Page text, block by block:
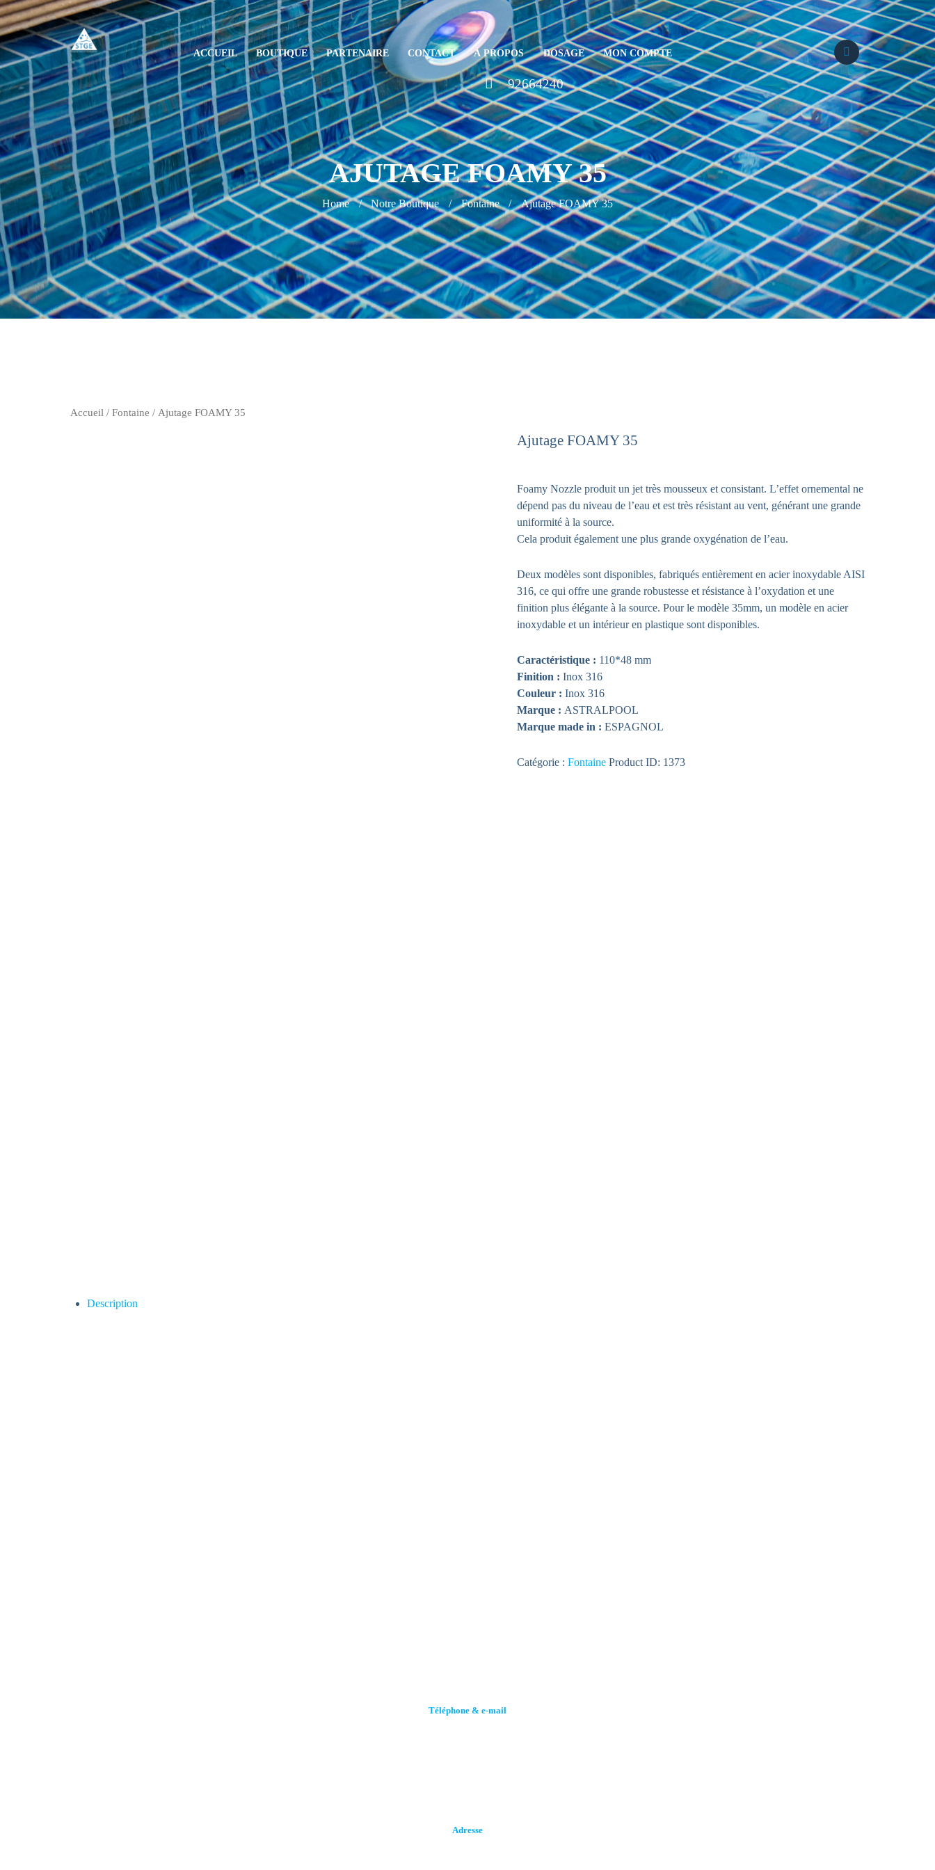
ACCUEIL BOUTIQUE PARTENAIRE CONTACT À PROPOS DOSAGE MON COMPTE
92664240
AJUTAGE FOAMY 35
Home Notre Boutique Fontaine Ajutage FOAMY 35
Accueil / Fontaine / Ajutage FOAMY 35
Ajutage FOAMY 35
Foamy Nozzle produit un jet très mousseux et consistant. L’effet ornemental ne
dépend pas du niveau de l’eau et est très résistant au vent, générant une grande
uniformité à la source.
Cela produit également une plus grande oxygénation de l’eau.
Deux modèles sont disponibles, fabriqués entièrement en acier inoxydable AISI
316, ce qui offre une grande robustesse et résistance à l’oxydation et une
finition plus élégante à la source. Pour le modèle 35mm, un modèle en acier
inoxydable et un intérieur en plastique sont disponibles.
Caractéristique : 110*48 mm
Finition : Inox 316
Couleur : Inox 316
Marque : ASTRALPOOL
Marque made in : ESPAGNOL
Catégorie : Fontaine Product ID: 1373
Description
Téléphone & e-mail
Adresse